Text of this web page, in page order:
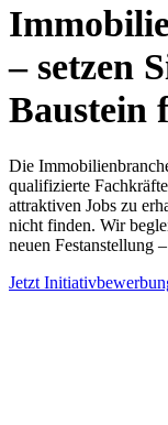
– setzen
Baustein
Die
qualifizierte
attraktiven Jobs zu
nicht finden. Wir
neuen Festanstellung
Jetzt